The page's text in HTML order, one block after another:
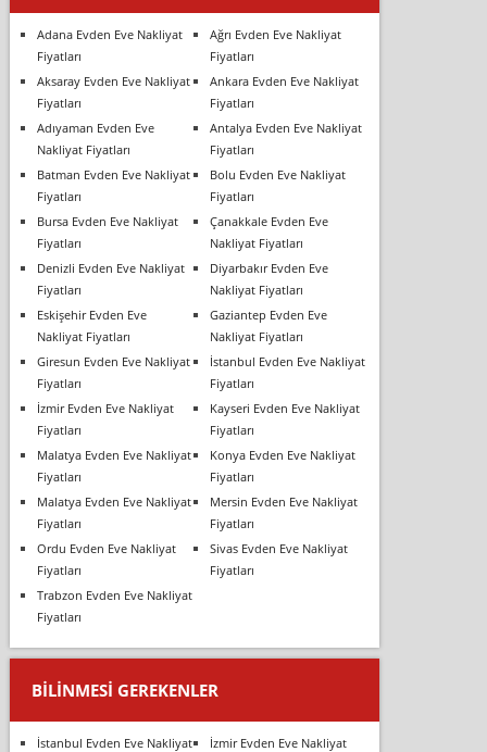
Adana Evden Eve Nakliyat
Fiyatları
Ağrı Evden Eve Nakliyat
Fiyatları
Aksaray Evden Eve Nakliyat
Fiyatları
Ankara Evden Eve Nakliyat
Fiyatları
Adıyaman Evden Eve
Nakliyat Fiyatları
Antalya Evden Eve Nakliyat
Fiyatları
Batman Evden Eve Nakliyat
Fiyatları
Bolu Evden Eve Nakliyat
Fiyatları
Bursa Evden Eve Nakliyat
Fiyatları
Çanakkale Evden Eve
Nakliyat Fiyatları
Denizli Evden Eve Nakliyat
Fiyatları
Diyarbakır Evden Eve
Nakliyat Fiyatları
Eskişehir Evden Eve
Nakliyat Fiyatları
Gaziantep Evden Eve
Nakliyat Fiyatları
Giresun Evden Eve Nakliyat
Fiyatları
İstanbul Evden Eve Nakliyat
Fiyatları
İzmir Evden Eve Nakliyat
Fiyatları
Kayseri Evden Eve Nakliyat
Fiyatları
Malatya Evden Eve Nakliyat
Fiyatları
Konya Evden Eve Nakliyat
Fiyatları
Malatya Evden Eve Nakliyat
Fiyatları
Mersin Evden Eve Nakliyat
Fiyatları
Ordu Evden Eve Nakliyat
Fiyatları
Sivas Evden Eve Nakliyat
Fiyatları
Trabzon Evden Eve Nakliyat
Fiyatları
BILINMESI GEREKENLER
İstanbul Evden Eve Nakliyat
İzmir Evden Eve Nakliyat